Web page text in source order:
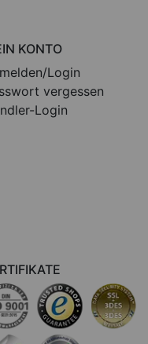
KONTO
Login
vergessen
Login